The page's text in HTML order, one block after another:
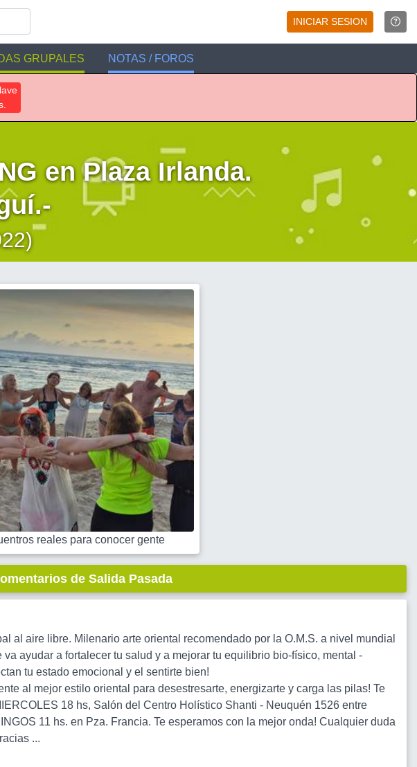
INICIAR SESION
GRUPALES NOTAS / FOROS
en Plaza Irlanda.
reales para conocer gente
de Salida Pasada
al aire libre. Milenario arte oriental recomendado por la O.M.S. a nivel mundial
ayudar a fortalecer tu salud y a mejorar tu equilibrio bio-físico, mental -
tu estado emocional y el sentirte bien!
al mejor estilo oriental para desestresarte, energizarte y carga las pilas! Te
18 hs, Salón del Centro Holístico Shanti - Neuquén 1526 entre
11 hs. en Pza. Francia. Te esperamos con la mejor onda! Cualquier duda
...